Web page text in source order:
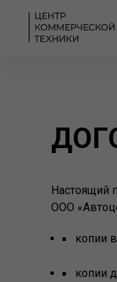
Настоящий
ООО
копии
копии